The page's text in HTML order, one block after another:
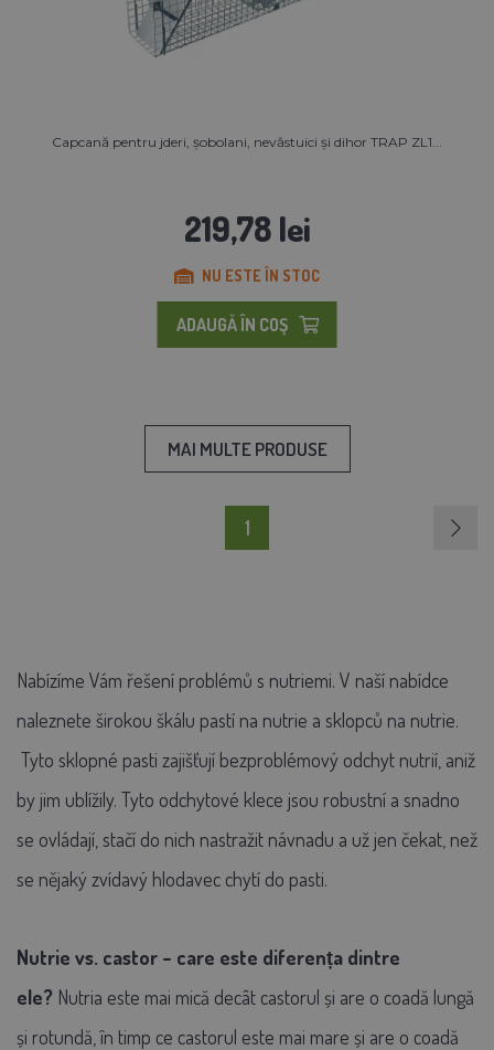
Capcană pentru jderi, șobolani, nevăstuici și dihor TRAP ZL1...
219,78 lei
NU ESTE ÎN STOC
ADAUGĂ ÎN COŞ
MAI MULTE PRODUSE
1
Nabízíme Vám řešení problémů s nutriemi. V naší nabídce
naleznete širokou škálu pastí na nutrie a sklopců na nutrie.
Tyto sklopné pasti zajišťují bezproblémový odchyt nutrií, aniž
by jim ublížily. Tyto odchytové klece jsou robustní a snadno
se ovládají, stačí do nich nastražit návnadu a už jen čekat, než
se nějaký zvídavý hlodavec chytí do pasti.
Nutrie vs. castor – care este diferența dintre
ele? Nutria este mai mică decât castorul și are o coadă lungă
și rotundă, în timp ce castorul este mai mare și are o coadă